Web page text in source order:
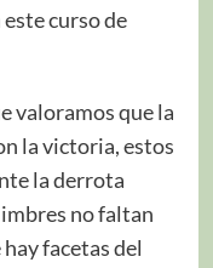
curso de
valoramos que la
la victoria, estos
la derrota
no faltan
facetas del